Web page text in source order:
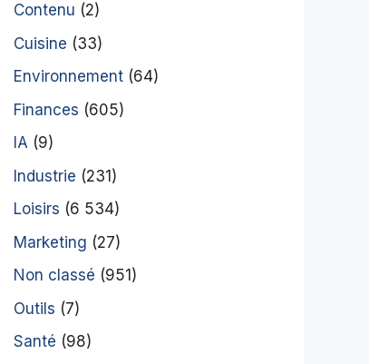
Contenu (2)
Cuisine (33)
Environnement (64)
Finances (605)
IA (9)
Industrie (231)
Loisirs (6 534)
Marketing (27)
Non classé (951)
Outils (7)
Santé (98)